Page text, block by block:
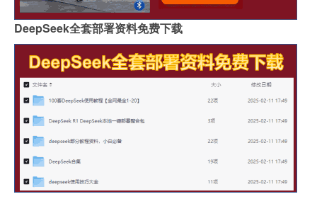
DeepSeek全套部署资料免费下载